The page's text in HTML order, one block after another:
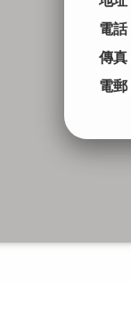
電話
傳真
電郵